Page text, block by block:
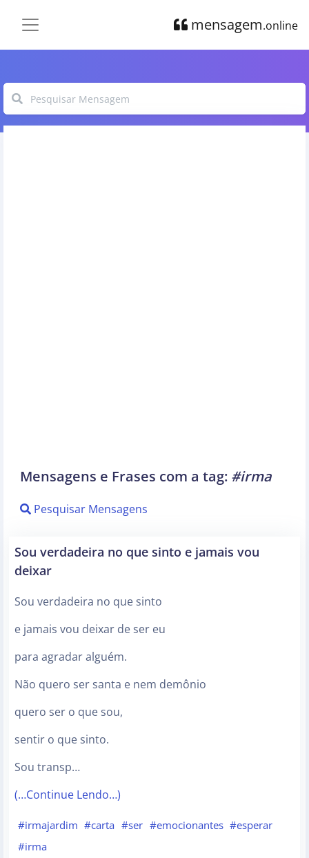
mensagem.online
Mensagens e Frases com a tag: #irma
Pesquisar Mensagens
Sou verdadeira no que sinto e jamais vou
deixar
Sou verdadeira no que sinto
e jamais vou deixar de ser eu
para agradar alguém.
Não quero ser santa e nem demônio
quero ser o que sou,
sentir o que sinto.
Sou transp…
(…Continue Lendo…)
#irmajardim #carta #ser #emocionantes #esperar
#irma